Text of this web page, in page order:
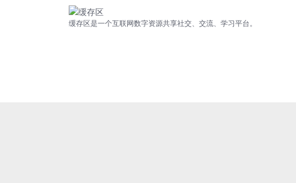
缓存区是一个互联网数字资源共享社交、交流、学习平台。